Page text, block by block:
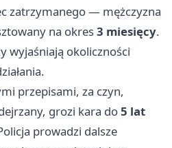
zatrzymanego — mężczyzna
na okres3 miesięcy.
wyjaśniają okoliczności
przepisami, za czyn,
grozi kara do5 lat
prowadzi dalsze